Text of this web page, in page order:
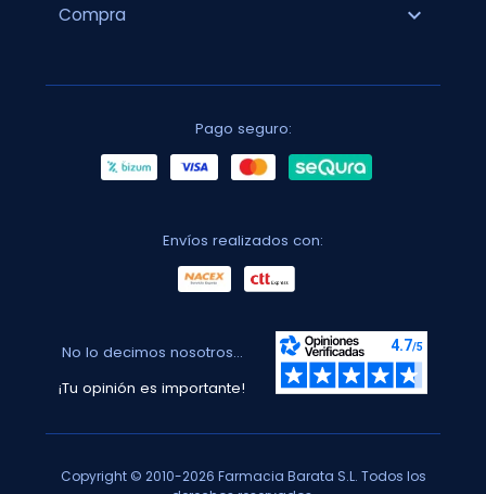
Compra expand_more
Pago seguro:
Envíos realizados con:
No lo decimos nosotros...
¡Tu opinión es importante!
Copyright © 2010-2026 Farmacia Barata S.L. Todos los